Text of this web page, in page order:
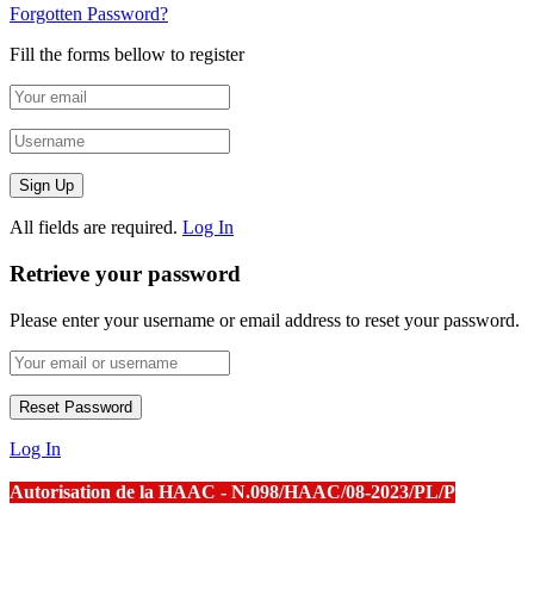
Forgotten Password?
Fill the forms bellow to register
All fields are required. Log In
Retrieve your password
Please enter your username or email address to reset your password.
Log In
Autorisation de la HAAC - N.098/HAAC/08-2023/PL/P